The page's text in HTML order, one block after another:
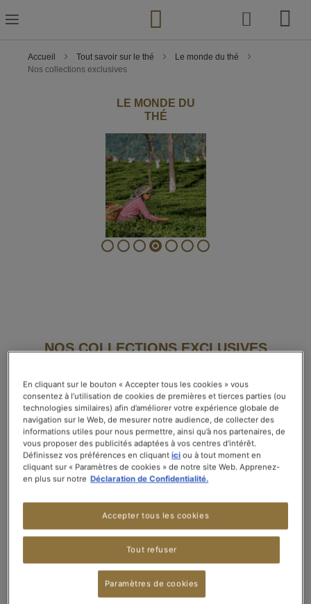
to
Content
Accueil Tout savoir sur le thé
Le monde du thé
Nos collections exclusives
LE MONDE DU
THÉ
NOS COLLECTIONS EXCLUSIVES
soi, découvrez nos collections exclusives autour
du Bio, du Bien-être et des mélanges
emblématiques de la Maison de thé KUSMI
TEA.
En cliquant sur le bouton « Accepter tous les cookies » vous
consentez à l’utilisation de cookies de premières et tierces parties (ou
technologies similaires) afin d’améliorer votre expérience globale de
navigation sur le Web, de mesurer notre audience, de collecter des
informations utiles pour nous permettre, ainsi qu’à nos partenaires, de
vous proposer des publicités adaptées à vos centres d’intérêt.
Définissez vos préférences en cliquantici ou à tout moment en
cliquant sur « Paramètres de cookies » de notre site Web. Apprenez-
en plus sur notre Déclaration de Confidentialité.
Tout refuser
Accepter tous les cookies
Paramètres de cookies